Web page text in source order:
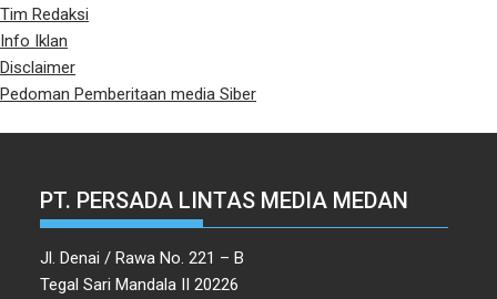
Tim Redaksi
Info Iklan
Disclaimer
Pedoman Pemberitaan media Siber
PT. PERSADA LINTAS MEDIA MEDAN
Jl. Denai / Rawa No. 221 – B
Tegal Sari Mandala II 20226